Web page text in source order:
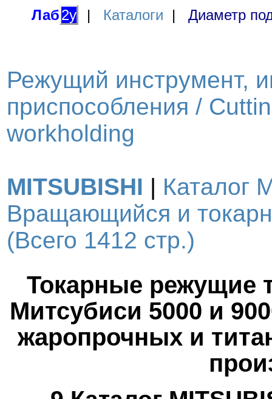
Лаб2у | Каталоги | Диаметр
Режущий инструмент,
приспособления /
workholding
MITSUBISHI | Каталог
Вращающийся и
(Всего 1412 стр.)
Токарные режущие
Митсубиси 5000 и
жаропрочных и